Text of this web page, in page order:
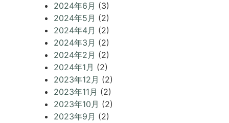
2024年6月 (3)
2024年5月 (2)
2024年4月 (2)
2024年3月 (2)
2024年2月 (2)
2024年1月 (2)
2023年12月 (2)
2023年11月 (2)
2023年10月 (2)
2023年9月 (2)